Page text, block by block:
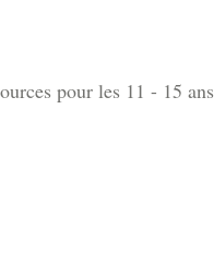
pour les 11 - 15 ans